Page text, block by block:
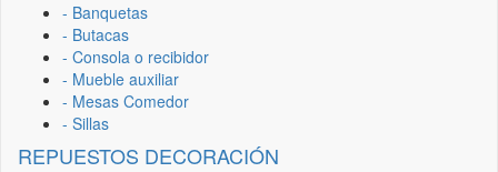
- Banquetas
- Butacas
- Consola o recibidor
- Mueble auxiliar
- Mesas Comedor
- Sillas
REPUESTOS DECORACIÓN